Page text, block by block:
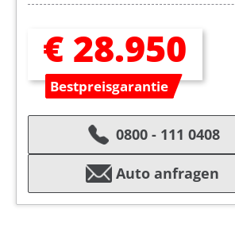
€ 28.950
Bestpreisgarantie
0800 - 111 0408
Auto anfragen